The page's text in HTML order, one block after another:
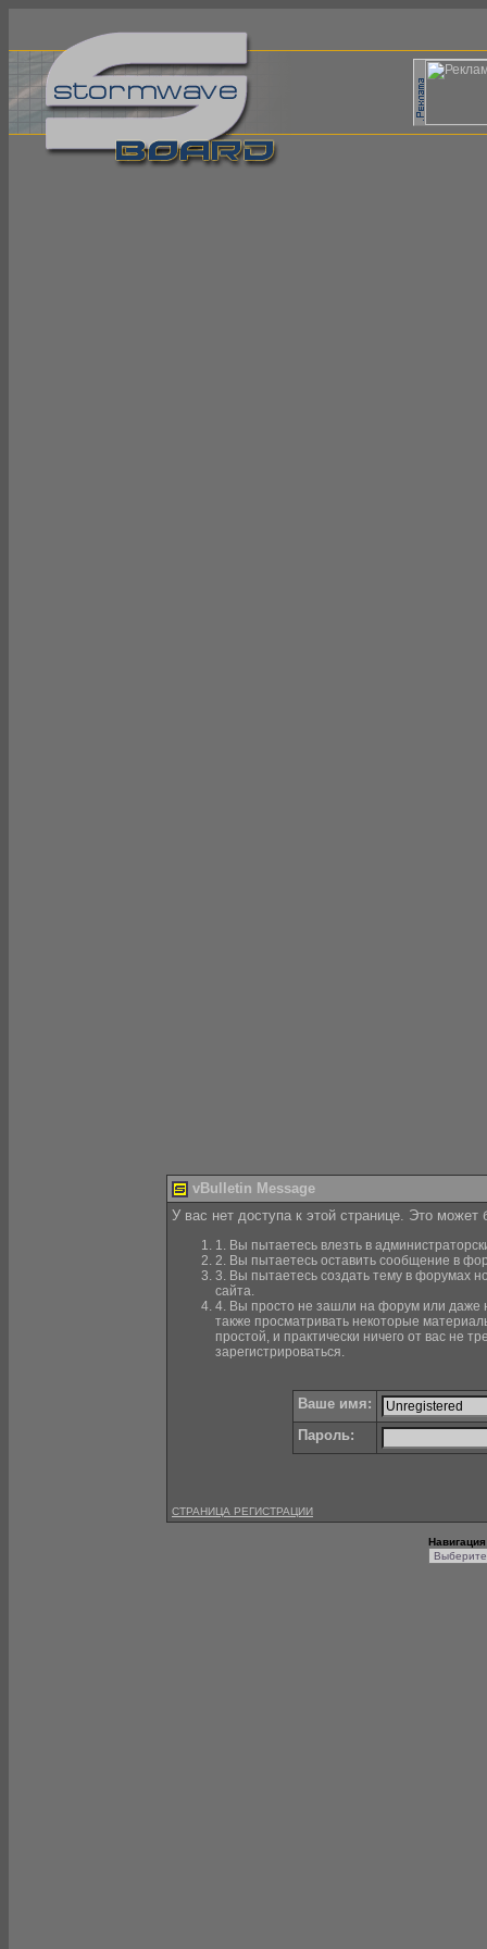
vBulletin Message
У вас нет доступа к этой странице. Это
1. Вы пытаетесь влезть в
2. Вы пытаетесь оставить сообщение в
3. Вы пытаетесь создать тему в форумах
сайта.
4. Вы просто не зашли на форум или даже
также просматривать некоторые
простой, и практически ничего от вас не
зарегистрироваться.
Ваше имя:
Пароль:
СТРАНИЦА РЕГИСТРАЦИИ